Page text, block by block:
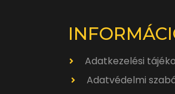
Adatkezelési
Adatvédelmi